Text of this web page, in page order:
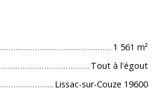
1 561 m²
Tout à l'égout
Lissac-sur-Couze 19600